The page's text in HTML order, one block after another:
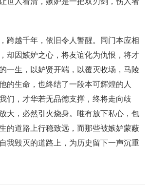
跨越千年，依旧令人警醒。同门本应相
却因嫉妒之心，将友谊化为仇恨，将才
一生，以妒贤开端，以覆灭收场，马陵
的生命，也终结了一段本可辉煌的人
们，才华若无品德支撑，终将走向歧
大，必然引火烧身。唯有放下私心，包
的道路上行稳致远，而那些被嫉妒蒙蔽
我毁灭的道路上，为历史留下一声沉重